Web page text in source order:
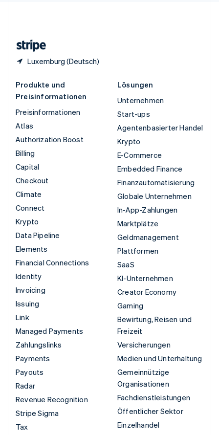
Luxemburg (Deutsch)
Produkte und
Preisinformationen
Preisinformationen
Atlas
Authorization Boost
Billing
Capital
Checkout
Climate
Connect
Krypto
Data Pipeline
Elements
Financial Connections
Identity
Invoicing
Issuing
Link
Managed Payments
Zahlungslinks
Payments
Payouts
Radar
Revenue Recognition
Stripe Sigma
Tax
Lösungen
Unternehmen
Start-ups
Agentenbasierter Handel
Krypto
E-Commerce
Embedded Finance
Finanzautomatisierung
Globale Unternehmen
In-App-Zahlungen
Marktplätze
Geldmanagement
Plattformen
SaaS
KI-Unternehmen
Creator Economy
Gaming
Bewirtung, Reisen und
Freizeit
Versicherungen
Medien und Unterhaltung
Gemeinnützige
Organisationen
Fachdienstleistungen
Öffentlicher Sektor
Einzelhandel